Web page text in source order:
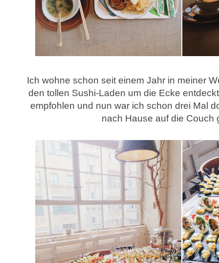
Ich wohne schon seit einem Jahr in meiner
den tollen Sushi-Laden um die Ecke
empfohlen und nun war ich schon drei Mal
nach Hause auf die Couch